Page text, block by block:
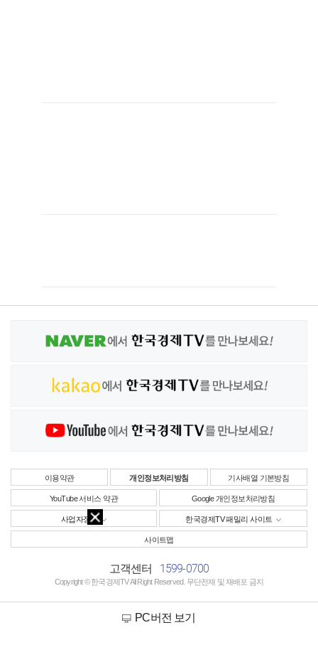
이용약관 개인정보처리방침 기사배열 기본방침
YouTube 서비스 약관 Google 개인정보처리방침
사업자정보 한국경제TV 패밀리 사이트
사이트맵
고객센터 1599-0700
Copyright © 한국경제TV All Right Reserved. 무단전재 및 재배포 금지
PC버전 보기